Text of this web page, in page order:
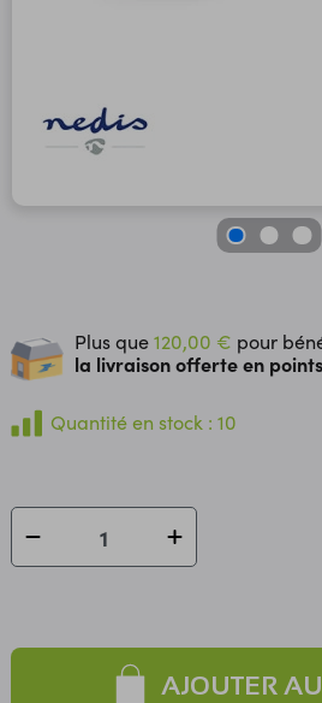
Plus que120,00 € pour
la livraison offerte en
Quantité en stock : 10
AJOUTER